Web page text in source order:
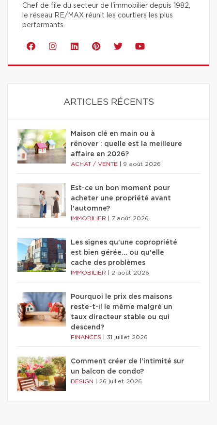
Chef de file du secteur de l'immobilier depuis 1982,
le réseau RE/MAX réunit les courtiers les plus
performants.
ARTICLES RÉCENTS
Maison clé en main ou à
rénover : quelle est la meilleure
affaire en 2026?
ACHAT / VENTE 9 août 2026
Est-ce un bon moment pour
acheter une propriété avant
l'automne?
IMMOBILIER 7 août 2026
Les signes qu'une copropriété
est bien gérée… ou qu'elle
cache des problèmes
IMMOBILIER 2 août 2026
Pourquoi le prix des maisons
reste-t-il le même malgré un
taux directeur stable ou qui
descend?
FINANCES 31 juillet 2026
Comment créer de l'intimité sur
un balcon de condo?
DESIGN 26 juillet 2026